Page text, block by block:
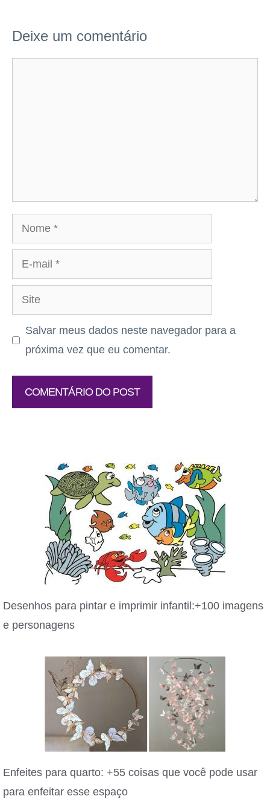
Deixe um comentário
Nome
mail
Site
Salvar meus dados neste navegador para a
próxima vez que eu comentar.
Desenhos para pintar e imprimir infantil:+100 imagens
e personagens
Enfeites para quarto: +55 coisas que você pode usar
para enfeitar esse espaço